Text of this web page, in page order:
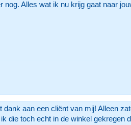
nog. Alles wat ik nu krijg gaat naar
dank aan een cliënt van mij! Alleen
die toch echt in de winkel